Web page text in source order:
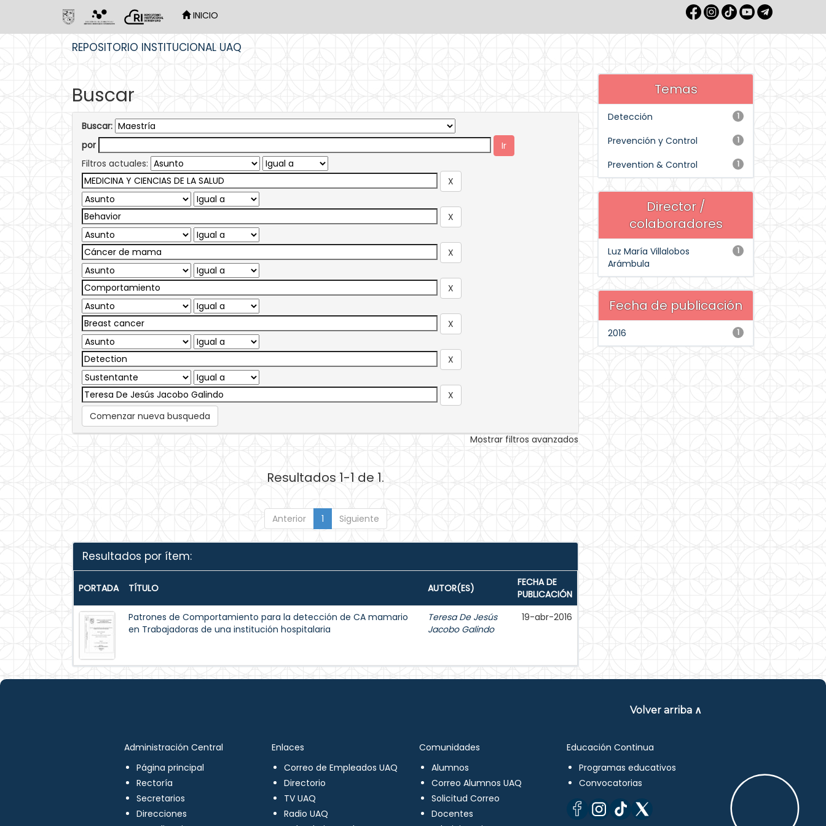
INICIO
REPOSITORIO INSTITUCIONAL UAQ
Buscar
Buscar:
por
Filtros actuales:
Comenzar nueva busqueda
Mostrar filtros avanzados
Resultados 1-1 de 1.
Anterior 1 Siguiente
Resultados por ítem:
PORTADA TÍTULO AUTOR(ES)
FECHA DE
PUBLICACIÓN
Patrones de Comportamiento para la detección de CA mamario
en Trabajadoras de una institución hospitalaria
Teresa De Jesús
Jacobo Galindo
19-abr-2016
Temas
1
Detección
1
Prevención y Control
1
Prevention & Control
Director /
colaboradores
1
Luz María Villalobos
Arámbula
Fecha de publicación
1
2016
Volver arriba ∧
Administración Central
Página principal
Rectoría
Secretarios
Direcciones
Enlaces
Correo de Empleados UAQ
Directorio
TV UAQ
Radio UAQ
Comunidades
Alumnos
Correo Alumnos UAQ
Solicitud Correo
Docentes
Educación Continua
Programas educativos
Convocatorias